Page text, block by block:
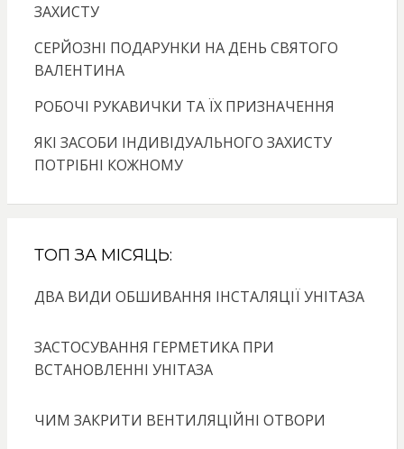
ЗАХИСТУ
СЕРЙОЗНІ ПОДАРУНКИ НА ДЕНЬ СВЯТОГО
ВАЛЕНТИНА
РОБОЧІ РУКАВИЧКИ ТА ЇХ ПРИЗНАЧЕННЯ
ЯКІ ЗАСОБИ ІНДИВІДУАЛЬНОГО ЗАХИСТУ
ПОТРІБНІ КОЖНОМУ
ТОП ЗА МІСЯЦЬ:
ДВА ВИДИ ОБШИВАННЯ ІНСТАЛЯЦІЇ УНІТАЗА
ЗАСТОСУВАННЯ ГЕРМЕТИКА ПРИ
ВСТАНОВЛЕННІ УНІТАЗА
ЧИМ ЗАКРИТИ ВЕНТИЛЯЦІЙНІ ОТВОРИ